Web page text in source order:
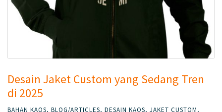
Desain Jaket Custom yang Sedang Tren
di 2025
BAHAN KAOS, BLOG/ARTICLES, DESAIN KAOS, JAKET CUSTOM,